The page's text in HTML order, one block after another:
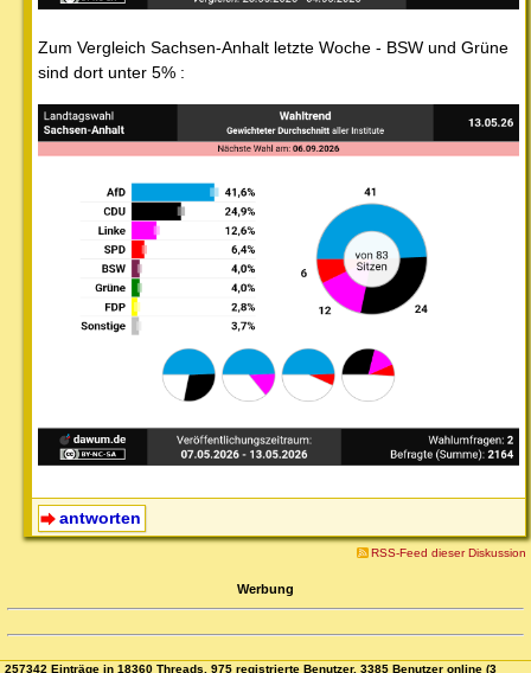
Zum Vergleich Sachsen-Anhalt letzte Woche - BSW und Grüne
sind dort unter 5% :
antworten
RSS-Feed dieser Diskussion
Werbung
257342 Einträge in 18360 Threads, 975 registrierte Benutzer, 3385 Benutzer online (3